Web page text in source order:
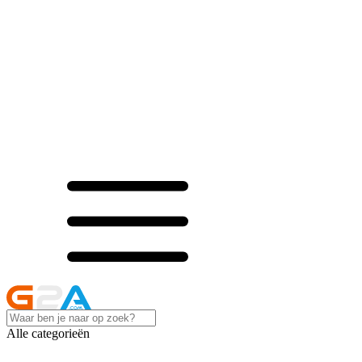
Alle categorieën